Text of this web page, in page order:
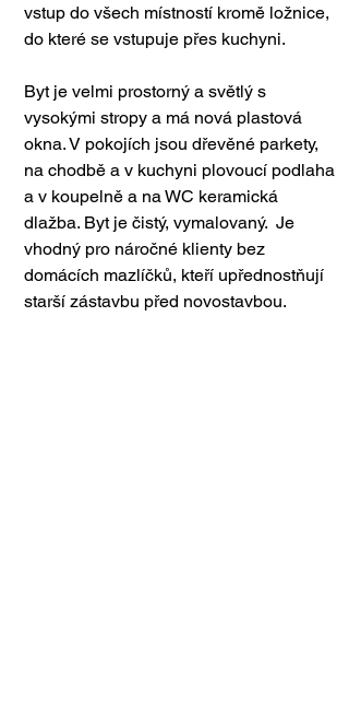
vstup do všech místností kromě ložnice,
do které se vstupuje přes kuchyni.
Byt je velmi prostorný a světlý s
vysokými stropy a má nová plastová
okna. V pokojích jsou dřevěné parkety,
na chodbě a v kuchyni plovoucí podlaha
a v koupelně a na WC keramická
dlažba. Byt je čistý, vymalovaný.  Je
vhodný pro náročné klienty bez
domácích mazlíčků, kteří upřednostňují
starší zástavbu před novostavbou.